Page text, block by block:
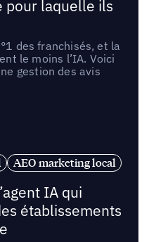
pour laquelle ils
des franchisés, et la
le moins l’IA. Voici
gestion des avis
AEO marketing local
IA qui
établissements